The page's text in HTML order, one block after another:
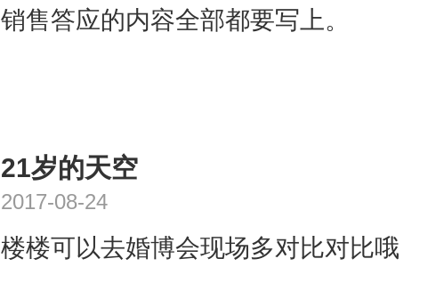
销售答应的内容全部都要写上。
21岁的天空
2017-08-24
楼楼可以去婚博会现场多对比对比哦